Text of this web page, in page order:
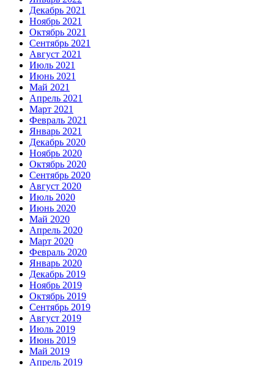
Декабрь 2021
Ноябрь 2021
Октябрь 2021
Сентябрь 2021
Август 2021
Июль 2021
Июнь 2021
Май 2021
Апрель 2021
Март 2021
Февраль 2021
Январь 2021
Декабрь 2020
Ноябрь 2020
Октябрь 2020
Сентябрь 2020
Август 2020
Июль 2020
Июнь 2020
Май 2020
Апрель 2020
Март 2020
Февраль 2020
Январь 2020
Декабрь 2019
Ноябрь 2019
Октябрь 2019
Сентябрь 2019
Август 2019
Июль 2019
Июнь 2019
Май 2019
Апрель 2019